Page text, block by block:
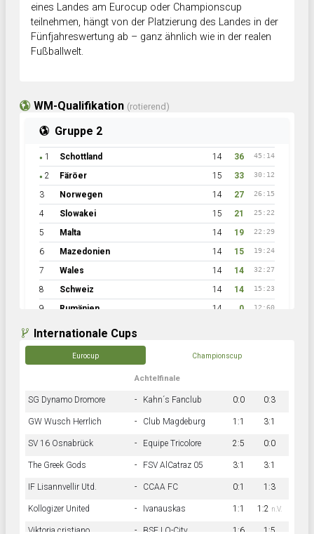
eines Landes am Eurocup oder Championscup
teilnehmen, hängt von der Platzierung des Landes in der
Fünfjahreswertung ab – ganz ähnlich wie in der realen
Fußballwelt.
WM-Qualifikation (rotierend)
Gruppe 2
● 1 Schottland 14 36 45:14
● 2 Färöer 15 33 30:12
3 Norwegen 14 27 26:15
4 Slowakei 15 21 25:22
5 Malta 14 19 22:29
6 Mazedonien 14 15 19:24
7 Wales 14 14 32:27
8 Schweiz 14 14 15:23
9 Rumänien 14 0 12:60
Internationale Cups
Eurocup Championscup
Achtelfinale
SG Dynamo Dromore - Kahn´s Fanclub 0:0 0:3
GW Wusch Herrlich - Club Magdeburg 1:1 3:1
SV 16 Osnabrück - Equipe Tricolore 2:5 0:0
The Greek Gods - FSV AlCatraz 05 3:1 3:1
IF Lisannvellir Utd. - CCAA FC 0:1 1:3
Kollogizer United - Ivanauskas 1:1 1:2 n.V.
Viktoria cristiano - BSF LO-City 1:6 1:5